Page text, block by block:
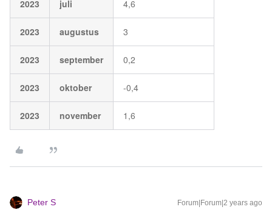
2023 juli 4,6
2023 augustus 3
2023 september 0,2
2023 oktober -0,4
2023 november 1,6
Peter S Forum|Forum|2 years ago